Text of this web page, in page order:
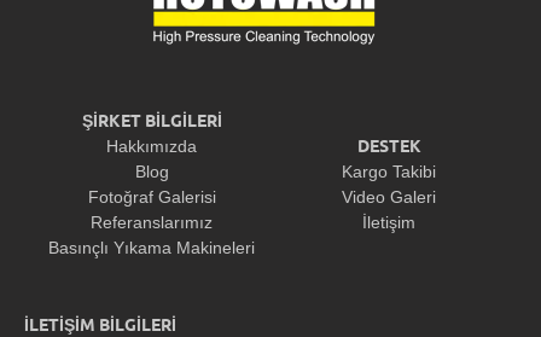
ŞİRKET BİLGİLERİ
Hakkımızda
Blog
Fotoğraf Galerisi
Referanslarımız
Basınçlı Yıkama Makineleri
DESTEK
Kargo Takibi
Video Galeri
İletişim
İLETİŞİM BİLGİLERİ